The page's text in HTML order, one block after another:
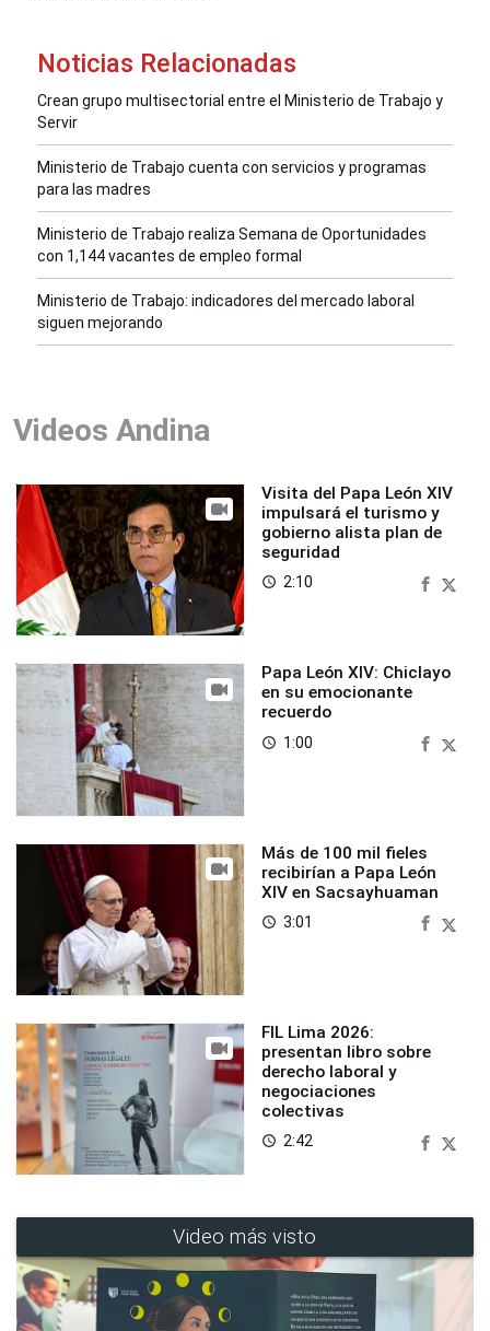
Noticias Relacionadas
Crean grupo multisectorial entre el Ministerio de Trabajo y
Servir
Ministerio de Trabajo cuenta con servicios y programas
para las madres
Ministerio de Trabajo realiza Semana de Oportunidades
con 1,144 vacantes de empleo formal
Ministerio de Trabajo: indicadores del mercado laboral
siguen mejorando
Videos Andina
Visita del Papa León XIV
impulsará el turismo y
gobierno alista plan de
seguridad
access_time 2:10
Papa León XIV: Chiclayo
en su emocionante
recuerdo
access_time 1:00
Más de 100 mil fieles
recibirían a Papa León
XIV en Sacsayhuaman
access_time 3:01
FIL Lima 2026:
presentan libro sobre
derecho laboral y
negociaciones
colectivas
access_time 2:42
Video más visto